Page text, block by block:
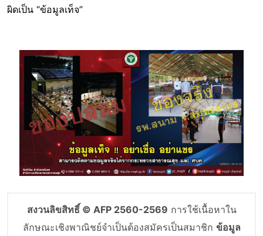
ผิดเป็น “ข้อมูลเท็จ”
Image
สงวนลิขสิทธิ์ © AFP 2560-2569 การใช้เนื้อหาใน
ลักษณะเชิงพาณิชย์จำเป็นต้องสมัครเป็นสมาชิก ข้อมูล